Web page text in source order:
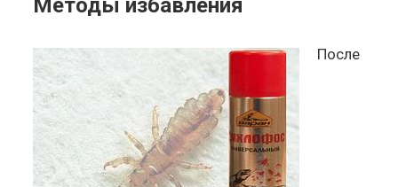
Методы избавления
После